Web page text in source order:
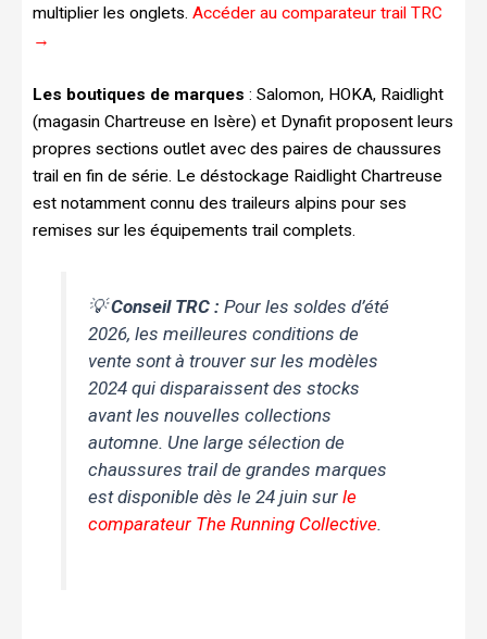
multiplier les onglets. Accéder au comparateur trail TRC
→
Les boutiques de marques : Salomon, HOKA, Raidlight
(magasin Chartreuse en Isère) et Dynafit proposent leurs
propres sections outlet avec des paires de chaussures
trail en fin de série. Le déstockage Raidlight Chartreuse
est notamment connu des traileurs alpins pour ses
remises sur les équipements trail complets.
💡Conseil TRC : Pour les soldes d’été
2026, les meilleures conditions de
vente sont à trouver sur les modèles
2024 qui disparaissent des stocks
avant les nouvelles collections
automne. Une large sélection de
chaussures trail de grandes marques
est disponible dès le 24 juin sur le
comparateur The Running Collective.